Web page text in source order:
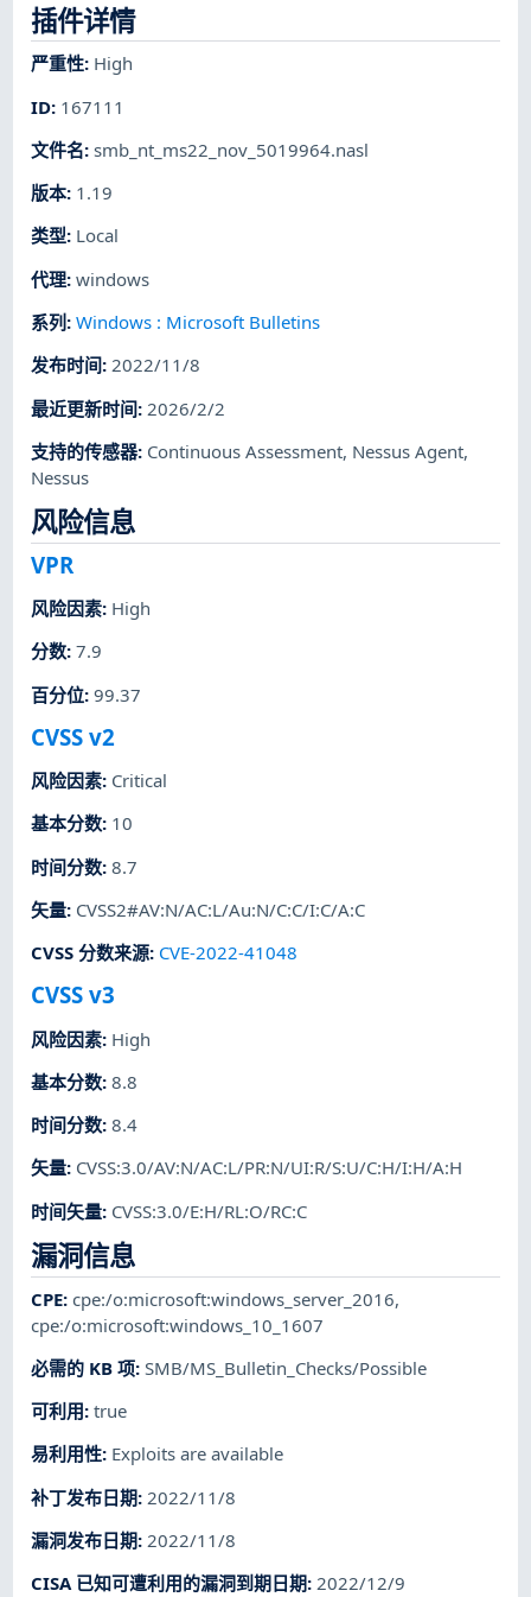
插件详情
严重性: High
ID: 167111
文件名:smb_nt_ms22_nov_5019964.nasl
版本: 1.19
类型: Local
代理:windows
系列 :Windows : Microsoft Bulletins
发布时间:2022/11/8
最近更新时间: 2026/2/2
支持的传感器: Continuous Assessment, Nessus Agent,
Nessus
风险信息
VPR
风险因素: High
分数:7.9
百分位:99.37
CVSS v2
风险因素: Critical
基本分数: 10
时间分数:8.7
矢量: CVSS2#AV:N/AC:L/Au:N/C:C/I:C/A:C
CVSS 分数来源: CVE-2022-41048
CVSS v3
风险因素: High
基本分数:8.8
时间分数:8.4
矢量: CVSS:3.0/AV:N/AC:L/PR:N/UI:R/S:U/C:H/I:H/A:H
时间矢量: CVSS:3.0/E:H/RL:O/RC:C
漏洞信息
CPE:cpe:/o:microsoft:windows_server_2016,
cpe:/o:microsoft:windows_10_1607
必需的 KB 项:SMB/MS_Bulletin_Checks/Possible
可利用:true
易利用性: Exploits are available
补丁发布日期: 2022/11/8
漏洞发布日期:2022/11/8
CISA 已知可遭利用的漏洞到期日期:2022/12/9